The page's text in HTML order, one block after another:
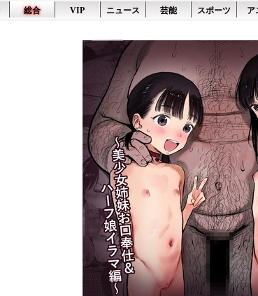
総合 VIP ニュース 芸能 スポーツ ア